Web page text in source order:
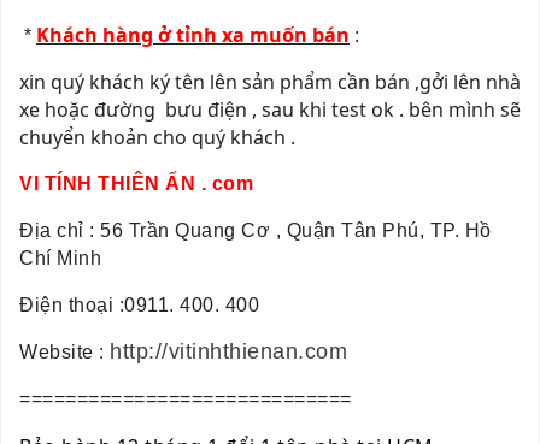
* Khách hàng ở tỉnh xa muốn bán :
xin quý khách ký tên lên sản phẩm cần bán ,gởi lên nhà
xe hoặc đường bưu điện , sau khi test ok . bên mình sẽ
chuyển khoản cho quý khách .
VI TÍNH THIÊN ẤN . com
Địa chỉ : 56 Trần Quang Cơ , Quận Tân Phú, TP. Hồ
Chí Minh
Điện thoại :0911. 400. 400
Website : http://vitinhthienan.com
=============================